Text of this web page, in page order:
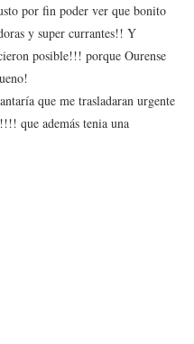
por fin poder ver que bonito
y super currantes!! Y
posible!!! porque Ourense
que me trasladaran urgente
que además tenia una